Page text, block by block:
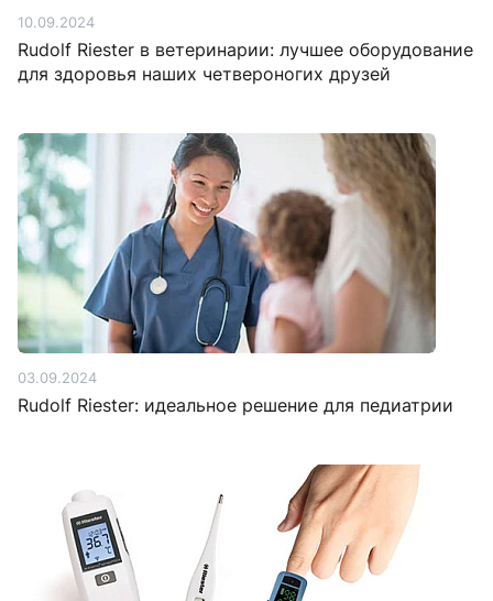
10.09.2024
Rudolf Riester в ветеринарии: лучшее оборудование
для здоровья наших четвероногих друзей
03.09.2024
Rudolf Riester: идеальное решение для педиатрии